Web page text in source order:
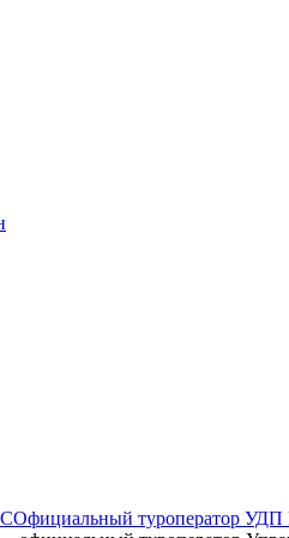
Официальный туроператор